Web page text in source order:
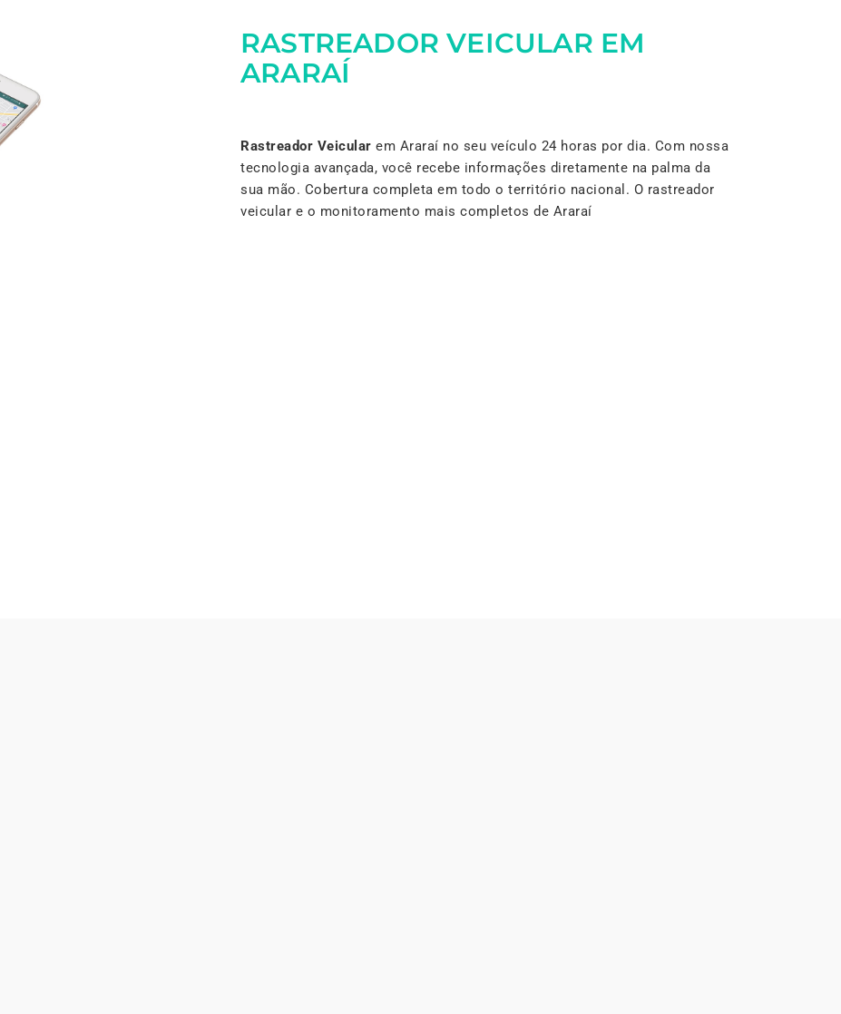
RASTREADOR VEICULAR EM
ARARAÍ
Rastreador Veicular em Araraí no seu veículo 24 horas por dia. Com nossa
tecnologia avançada, você recebe informações diretamente na palma da
sua mão. Cobertura completa em todo o território nacional. O rastreador
veicular e o monitoramento mais completos de Araraí